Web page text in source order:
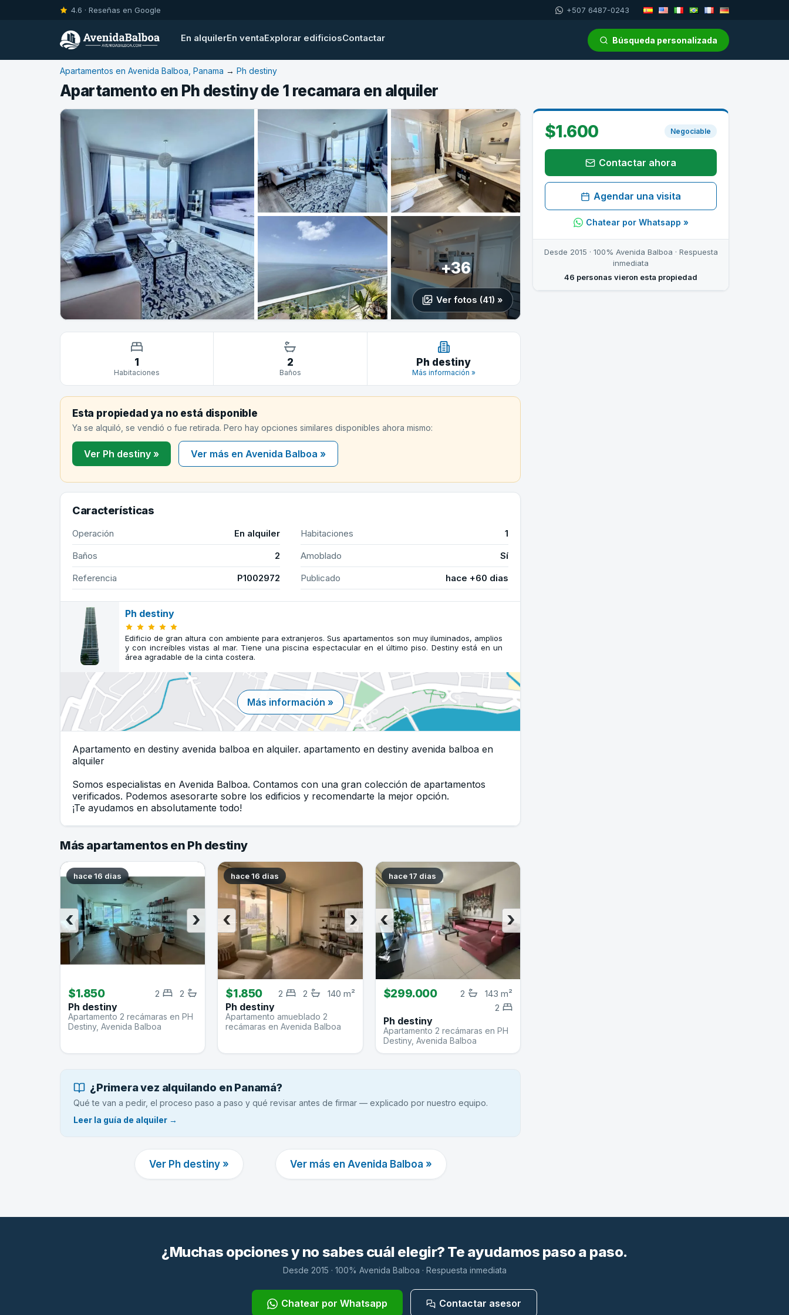
4.6 · Reseñas en Google +507 6487-0243
En alquilerEn ventaExplorar edificiosContactar Búsqueda personalizada
Apartamentos en Avenida Balboa, Panama → Ph destiny
Apartamento en Ph destiny de 1 recamara en alquiler
$1.600 Negociable
Contactar ahora
Agendar una visita
Chatear por Whatsapp »
Desde 2015 · 100% Avenida Balboa · Respuesta
inmediata
46 personas vieron esta propiedad
+36
Ver fotos (41) »
1
Habitaciones
2
Baños
Ph destiny
Más información »
Esta propiedad ya no está disponible
Ya se alquiló, se vendió o fue retirada. Pero hay opciones similares disponibles ahora mismo:
Ver Ph destiny » Ver más en Avenida Balboa »
Características
Operación En alquiler Habitaciones
1
Baños
2 Amoblado
Sí
Referencia
P1002972 Publicado hace +60 dias
Ph destiny
Edificio de gran altura con ambiente para extranjeros. Sus apartamentos son muy iluminados, amplios
y con increíbles vistas al mar. Tiene una piscina espectacular en el último piso. Destiny está en un
área agradable de la cinta costera.
Más información »
Apartamento en destiny avenida balboa en alquiler. apartamento en destiny avenida balboa en
alquiler
Somos especialistas en Avenida Balboa. Contamos con una gran colección de apartamentos
verificados. Podemos asesorarte sobre los edificios y recomendarte la mejor opción.
¡Te ayudamos en absolutamente todo!
Más apartamentos en Ph destiny
hace 16 dias
›
‹
$1.850 2
2
Ph destiny
Apartamento 2 recámaras en PH
Destiny, Avenida Balboa
hace 16 dias
›
‹
$1.850 140 m²
2
2
Ph destiny
Apartamento amueblado 2
recámaras en Avenida Balboa
hace 17 dias
›
‹
$299.000 143 m²
2
2
Ph destiny
Apartamento 2 recámaras en PH
Destiny, Avenida Balboa
¿Primera vez alquilando en Panamá?
Qué te van a pedir, el proceso paso a paso y qué revisar antes de firmar — explicado por nuestro equipo.
Leer la guía de alquiler →
Ver Ph destiny » Ver más en Avenida Balboa »
¿Muchas opciones y no sabes cuál elegir? Te ayudamos paso a paso.
Desde 2015 · 100% Avenida Balboa · Respuesta inmediata
Chatear por Whatsapp Contactar asesor